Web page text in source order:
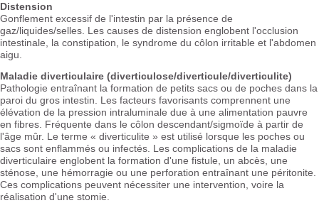
Distension
Gonflement excessif de l'intestin par la présence de
gaz/liquides/selles. Les causes de distension englobent l'occlusion
intestinale, la constipation, le syndrome du côlon irritable et l'abdomen
aigu.
Maladie diverticulaire (diverticulose/diverticule/diverticulite)
Pathologie entraînant la formation de petits sacs ou de poches dans la
paroi du gros intestin. Les facteurs favorisants comprennent une
élévation de la pression intraluminale due à une alimentation pauvre
en fibres. Fréquente dans le côlon descendant/sigmoïde à partir de
l'âge mûr. Le terme « diverticulite » est utilisé lorsque les poches ou
sacs sont enflammés ou infectés. Les complications de la maladie
diverticulaire englobent la formation d'une fistule, un abcès, une
sténose, une hémorragie ou une perforation entraînant une péritonite.
Ces complications peuvent nécessiter une intervention, voire la
réalisation d'une stomie.